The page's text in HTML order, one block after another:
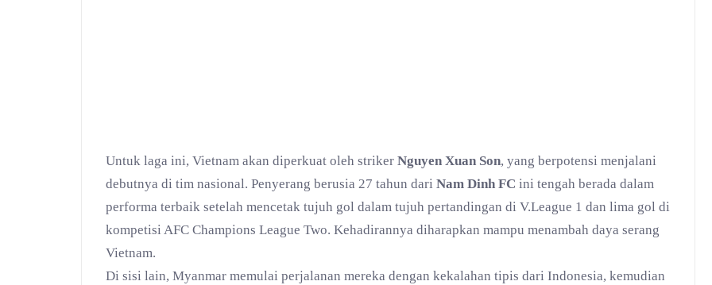
Untuk laga ini, Vietnam akan diperkuat oleh striker Nguyen Xuan Son, yang berpotensi menjalani
debutnya di tim nasional. Penyerang berusia 27 tahun dari Nam Dinh FC ini tengah berada dalam
performa terbaik setelah mencetak tujuh gol dalam tujuh pertandingan di V.League 1 dan lima gol di
kompetisi AFC Champions League Two. Kehadirannya diharapkan mampu menambah daya serang
Vietnam.
Di sisi lain, Myanmar memulai perjalanan mereka dengan kekalahan tipis dari Indonesia, kemudian